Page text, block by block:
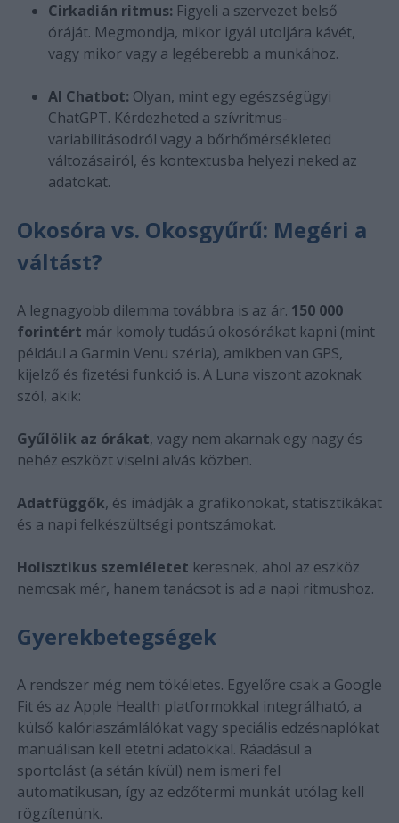
Cirkadián ritmus: Figyeli a szervezet belső
óráját. Megmondja, mikor igyál utoljára kávét,
vagy mikor vagy a legéberebb a munkához.
AI Chatbot: Olyan, mint egy egészségügyi
ChatGPT. Kérdezheted a szívritmus-
variabilitásodról vagy a bőrhőmérsékleted
változásairól, és kontextusba helyezi neked az
adatokat.
Okosóra vs. Okosgyűrű: Megéri a
váltást?
A legnagyobb dilemma továbbra is az ár. 150 000
forintért már komoly tudású okosórákat kapni (mint
például a Garmin Venu széria), amikben van GPS,
kijelző és fizetési funkció is. A Luna viszont azoknak
szól, akik:
Gyűlölik az órákat, vagy nem akarnak egy nagy és
nehéz eszközt viselni alvás közben.
Adatfüggők, és imádják a grafikonokat, statisztikákat
és a napi felkészültségi pontszámokat.
Holisztikus szemléletet keresnek, ahol az eszköz
nemcsak mér, hanem tanácsot is ad a napi ritmushoz.
Gyerekbetegségek
A rendszer még nem tökéletes. Egyelőre csak a Google
Fit és az Apple Health platformokkal integrálható, a
külső kalóriaszámlálókat vagy speciális edzésnaplókat
manuálisan kell etetni adatokkal. Ráadásul a
sportolást (a sétán kívül) nem ismeri fel
automatikusan, így az edzőtermi munkát utólag kell
rögzítenünk.